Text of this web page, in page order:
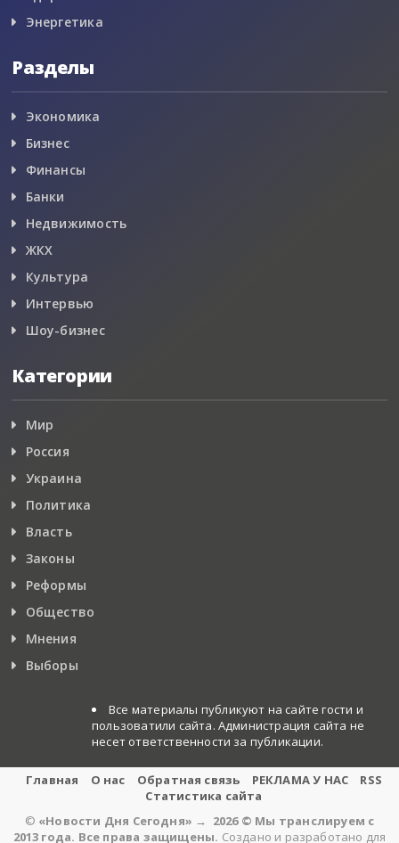
Энергетика
Разделы
Экономика
Бизнес
Финансы
Банки
Недвижимость
ЖКХ
Культура
Интервью
Шоу-бизнес
Категории
Мир
Россия
Украина
Политика
Власть
Законы
Реформы
Общество
Мнения
Выборы
Все материалы публикуют на сайте гости и
пользоватили сайта. Администрация сайта не
несет ответственности за публикации.
Главная О нас Обратная связь РЕКЛАМА У НАС
RSS
Статистика сайта
© «Новости Дня Сегодня» → 2026© Мы транслируем с
2013 года. Все права защищены. Создано и разработано для